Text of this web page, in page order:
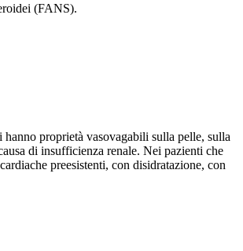
(FANS).
proprietà vasovagabili sulla pelle, sulla
di insufficienza renale. Nei pazienti che
preesistenti, con disidratazione, con